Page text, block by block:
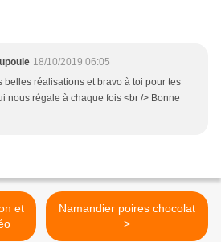
18/10/2019 06:05
belles réalisations et bravo à toi pour tes
nous régale à chaque fois <br /> Bonne
Namandier poires chocolat
>